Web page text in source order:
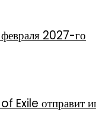
2027-го
Exile отправит